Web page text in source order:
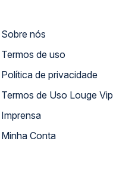
Sobre nós
Termos de uso
Política de privacidade
Termos de Uso Louge Vip
Imprensa
Minha Conta